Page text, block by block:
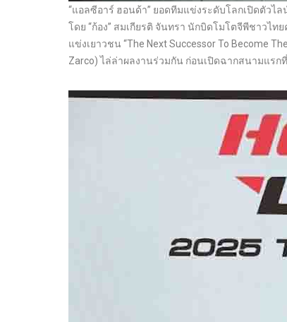
“แอลซีอาร์ ฮอนด้า” ยอดทีมแข่งระดับโลกเปิดตัวไ
โดย “ก้อง” สมเกียรติ จันทรา นักบิดโมโตจีพีชาวไ
แข่งเยาวชน “The Next Successor To Become
Zarco) ไล่ล่าผลงานร่วมกัน ก่อนเปิดฉากสนามแร